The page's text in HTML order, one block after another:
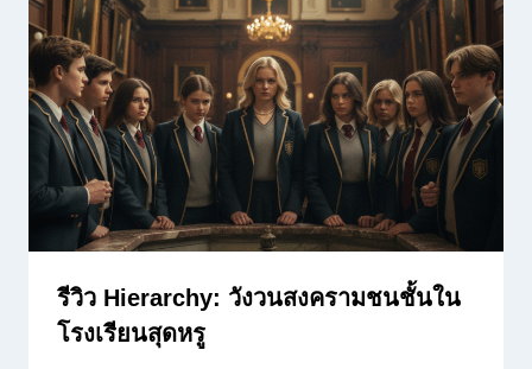
รีวิว Hierarchy: วังวนสงครามชนชั้นใน
โรงเรียนสุดหรู